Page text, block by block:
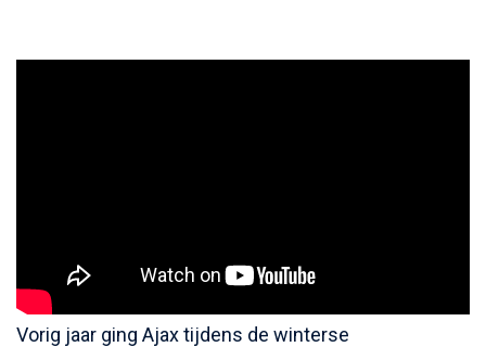
Vorig jaar ging Ajax tijdens de winterse